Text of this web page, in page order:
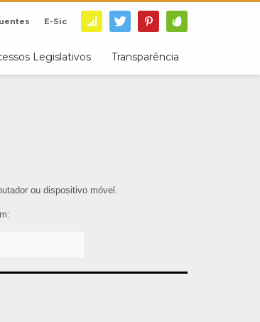
E-Sic
Legislativos Transparência
ou dispositivo móvel.